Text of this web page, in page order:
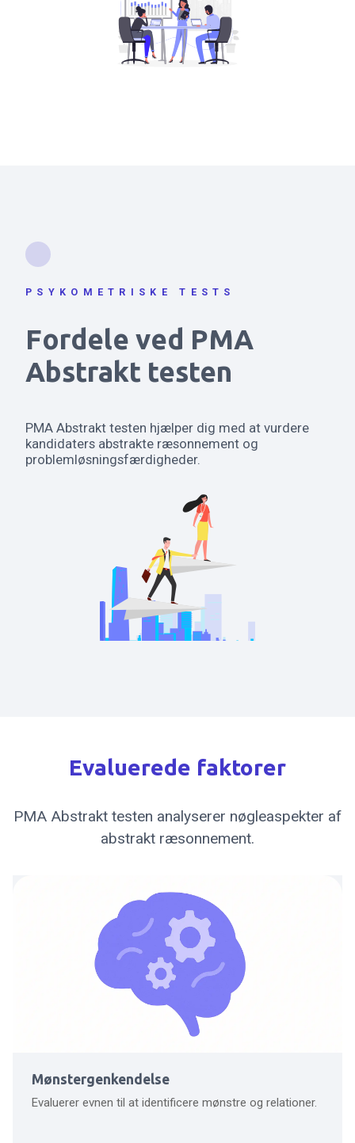
PSYKOMETRISKE TESTS
Fordele ved PMA
Abstrakt testen
PMA Abstrakt testen hjælper dig med at vurdere
kandidaters abstrakte ræsonnement og
problemløsningsfærdigheder.
Evaluerede faktorer
PMA Abstrakt testen analyserer nøgleaspekter af
abstrakt ræsonnement.
Mønstergenkendelse
Evaluerer evnen til at identificere mønstre og relationer.